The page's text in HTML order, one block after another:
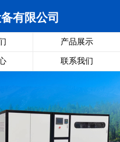
有限公司
产品展示
联系我们